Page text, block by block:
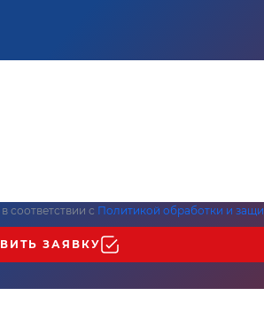
в соответствии с Политикой обработки и
ЗАЯВКУ